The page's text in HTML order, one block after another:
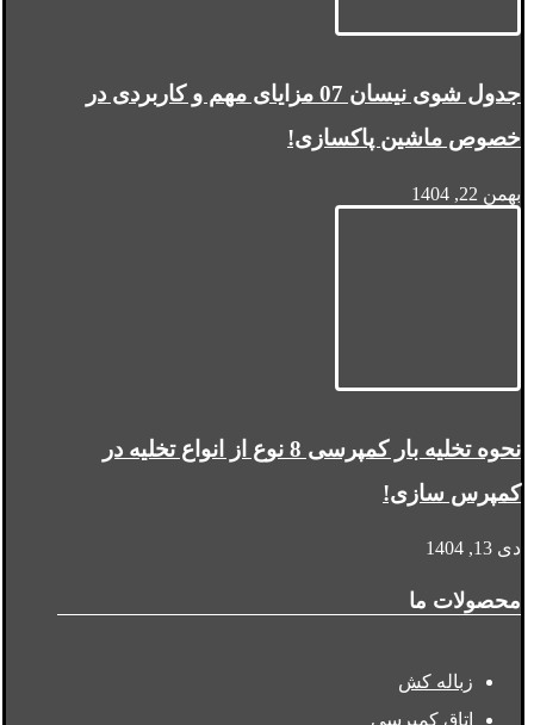
جدول شوی نیسان 07 مزایای مهم و کاربردی در
خصوص ماشین پاکسازی!
بهمن 22, 1404
نحوه تخلیه بار کمپرسی 8 نوع از انواع تخلیه در
کمپرس سازی!
دی 13, 1404
محصولات ما
زباله کش
اتاق کمپرسی